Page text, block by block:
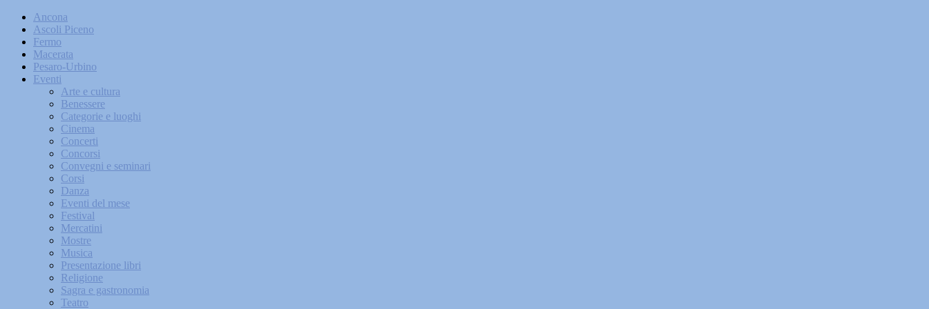
Ancona
Ascoli Piceno
Fermo
Macerata
Pesaro-Urbino
Eventi
Arte e cultura
Benessere
Categorie e luoghi
Cinema
Concerti
Concorsi
Convegni e seminari
Corsi
Danza
Eventi del mese
Festival
Mercatini
Mostre
Musica
Presentazione libri
Religione
Sagra e gastronomia
Teatro